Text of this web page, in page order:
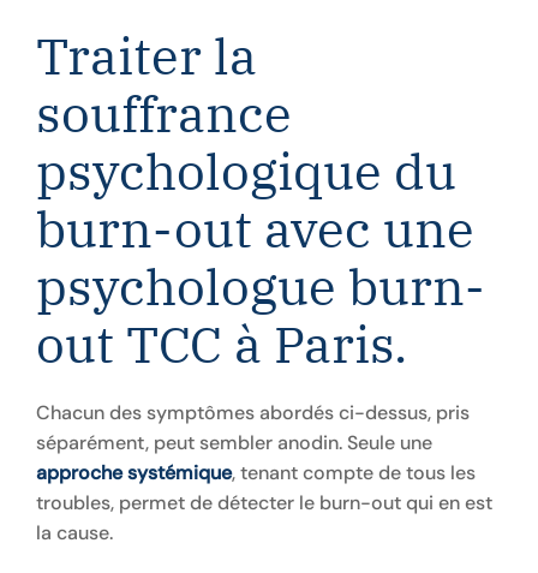
Traiter la
souffrance
psychologique du
burn-out avec une
psychologue burn-
out TCC à Paris.
Chacun des symptômes abordés ci-dessus, pris
séparément, peut sembler anodin. Seule une
approche systémique, tenant compte de tous les
troubles, permet de détecter le burn-out qui en est
la cause.